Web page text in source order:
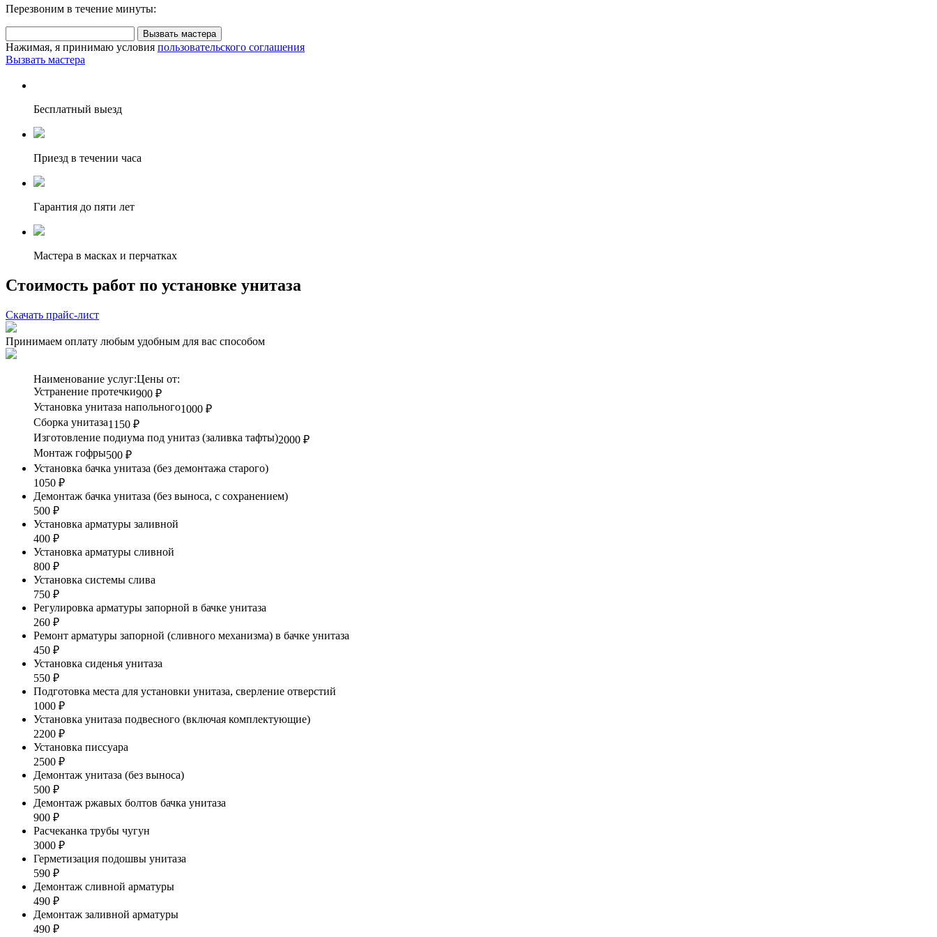
Перезвоним в течение минуты:
Вызвать мастера
Нажимая, я принимаю условия пользовательского соглашения
Вызвать мастера
Бесплатный выезд
Приезд в течении часа
Гарантия до пяти лет
Мастера в масках и перчатках
Стоимость работ по установке унитаза
Скачать прайс-лист
Принимаем оплату любым удобным для вас способом
Наименование услуг:Цены от:
Устранение протечки900 ₽
Установка унитаза напольного1000 ₽
Сборка унитаза1150 ₽
Изготовление подиума под унитаз (заливка тафты)2000 ₽
Монтаж гофры500 ₽
Установка бачка унитаза (без демонтажа старого)
1050 ₽
Демонтаж бачка унитаза (без выноса, с сохранением)
500 ₽
Установка арматуры заливной
400 ₽
Установка арматуры сливной
800 ₽
Установка системы слива
750 ₽
Регулировка арматуры запорной в бачке унитаза
260 ₽
Ремонт арматуры запорной (сливного механизма) в бачке унитаза
450 ₽
Установка сиденья унитаза
550 ₽
Подготовка места для установки унитаза, сверление отверстий
1000 ₽
Установка унитаза подвесного (включая комплектующие)
2200 ₽
Установка писсуара
2500 ₽
Демонтаж унитаза (без выноса)
500 ₽
Демонтаж ржавых болтов бачка унитаза
900 ₽
Расчеканка трубы чугун
3000 ₽
Герметизация подошвы унитаза
590 ₽
Демонтаж сливной арматуры
490 ₽
Демонтаж заливной арматуры
490 ₽